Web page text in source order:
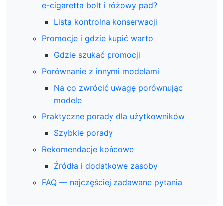
e-cigaretta bolt i różowy pad?
Lista kontrolna konserwacji
Promocje i gdzie kupić warto
Gdzie szukać promocji
Porównanie z innymi modelami
Na co zwrócić uwagę porównując
modele
Praktyczne porady dla użytkowników
Szybkie porady
Rekomendacje końcowe
Źródła i dodatkowe zasoby
FAQ — najczęściej zadawane pytania